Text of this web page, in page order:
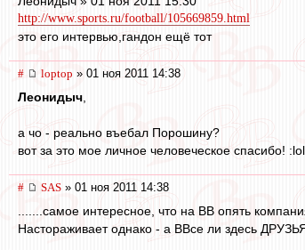
http://www.sports.ru/football/105669859.html
это его интервью,гандон ещё тот
# loptop » 01 ноя 2011 14:38
Леонидыч
а чо - реально въебал Порошину?
вот за это мое личное человеческое спасибо!
# SAS » 01 ноя 2011 14:38
.......самое интересное, что на ВВ опять
Настораживает однако - а ВВсе ли здесь